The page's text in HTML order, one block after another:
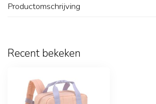
Productomschrijving
Recent bekeken